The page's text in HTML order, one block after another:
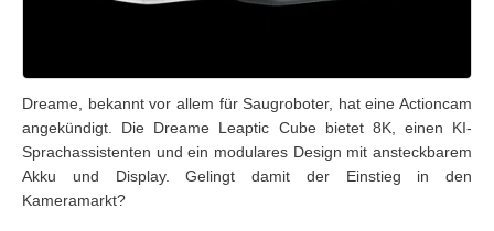
Dreame, bekannt vor allem für Saugroboter, hat eine Actioncam
angekündigt. Die Dreame Leaptic Cube bietet 8K, einen KI-
Sprachassistenten und ein modulares Design mit ansteckbarem
Akku und Display. Gelingt damit der Einstieg in den
Kameramarkt?